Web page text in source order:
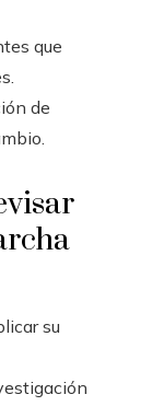
que
de
su